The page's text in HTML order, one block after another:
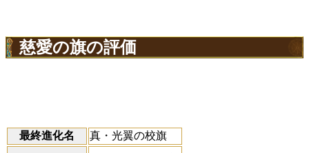
慈愛の旗の評価
最終進化名 真・光翼の校旗